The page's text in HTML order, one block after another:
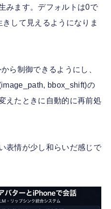
みます。デフォルトは0で
して見えるようになりま
ら制御できるようにし、
bbox_shift)の
えたときに自動的に再前処
表情が少し和らいだ感じで